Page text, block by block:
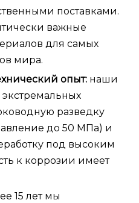
поставками.
важные
для самых
мира.
опыт: наши
разведку
до 50 МПа) и
под высоким
к коррозии имеет
15 лет мы